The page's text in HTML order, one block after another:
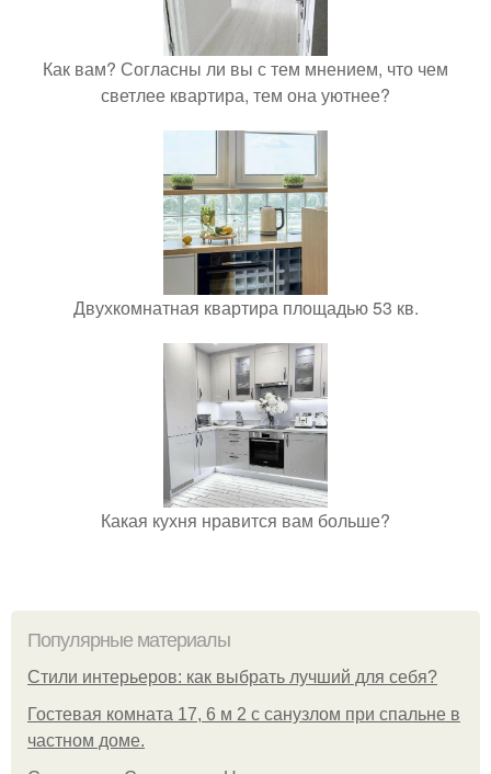
Как вам? Согласны ли вы с тем мнением, что чем
светлее квартира, тем она уютнее?
Двухкомнатная квартира площадью 53 кв.
Какая кухня нравится вам больше?
Популярные материалы
Стили интерьеров: как выбрать лучший для себя?
Гостевая комната 17, 6 м 2 с санузлом при спальне в
частном доме.